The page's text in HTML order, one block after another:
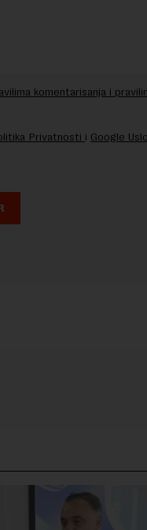
komentarisanja i
Privatnosti i Google